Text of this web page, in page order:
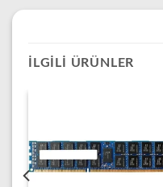
İLGILI ÜRÜNLER